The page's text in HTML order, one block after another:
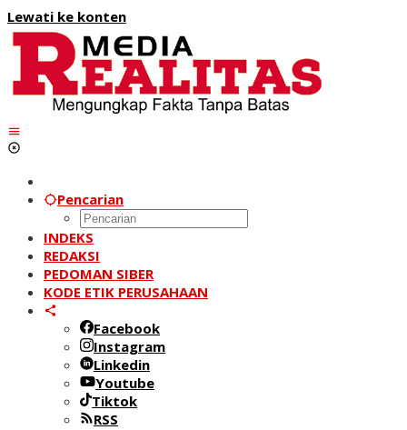
Lewati ke konten
Pencarian
INDEKS
REDAKSI
PEDOMAN SIBER
KODE ETIK PERUSAHAAN
Facebook
Instagram
Linkedin
Youtube
Tiktok
RSS